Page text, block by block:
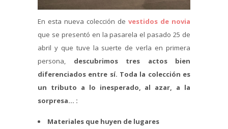
En esta nueva colección de vestidos de novia
que se presentó en la pasarela el pasado 25 de
abril y que tuve la suerte de verla en primera
persona, descubrimos tres actos bien
diferenciados entre sí. Toda la colección es
un tributo a lo inesperado, al azar, a la
sorpresa… :
Materiales que huyen de lugares